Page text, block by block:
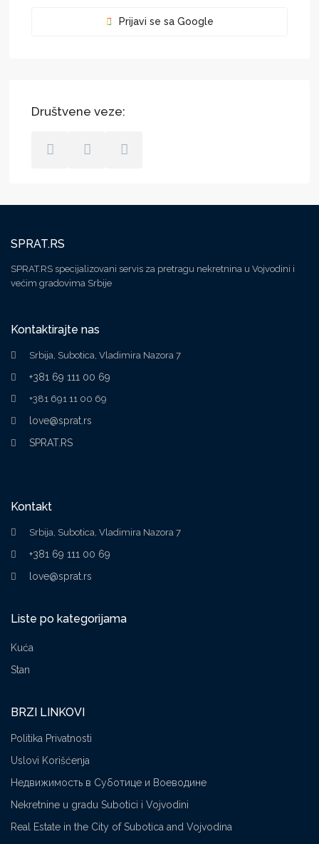
Prijavi se sa Google
Društvene veze:
SPRAT.RS
SPRAT.RS specijalizovani servis za pretragu nekretnina u Vojvodini i
većim gradovima Srbije
Kontaktirajte nas
Srbija, Subotica, Vladimira Nazora 7
+381 69 111 00 69
+381 691 11 00 69
love@sprat.rs
SPRAT.RS
Kontakt
Srbija, Subotica, Vladimira Nazora 7
+381 69 111 00 69
love@sprat.rs
Liste po kategorijama
Kuća
Stan
BRZI LINKOVI
Politika Privatnosti
Uslovi Korišćenja
Недвижимость в Суботице и Воеводине
Nekretnine u gradu Subotici i Vojvodini
Real Estate in the City of Subotica and Vojvodina